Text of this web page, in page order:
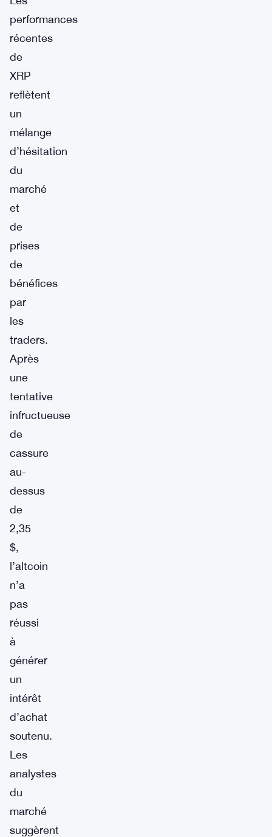
performances
récentes
de
XRP
reflètent
un
mélange
d’hésitation
du
marché
et
de
prises
de
bénéfices
par
les
traders.
Après
une
tentative
infructueuse
de
cassure
au-
dessus
de
2,35
$,
l’altcoin
n’a
pas
réussi
à
générer
un
intérêt
d’achat
soutenu.
Les
analystes
du
marché
suggèrent